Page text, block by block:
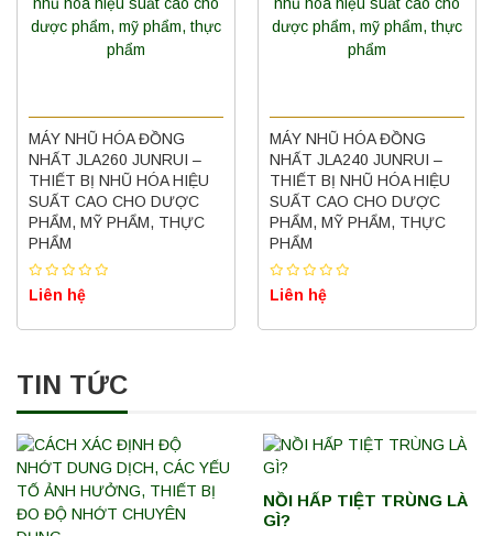
MÁY NHŨ HÓA ĐỒNG
NHẤT JLA260 JUNRUI –
THIẾT BỊ NHŨ HÓA HIỆU
SUẤT CAO CHO DƯỢC
PHẨM, MỸ PHẨM, THỰC
PHẨM
Liên hệ
MÁY NHŨ HÓA ĐỒNG
NHẤT JLA240 JUNRUI –
THIẾT BỊ NHŨ HÓA HIỆU
SUẤT CAO CHO DƯỢC
PHẨM, MỸ PHẨM, THỰC
PHẨM
Liên hệ
TIN TỨC
NỒI HẤP TIỆT TRÙNG LÀ
GÌ?